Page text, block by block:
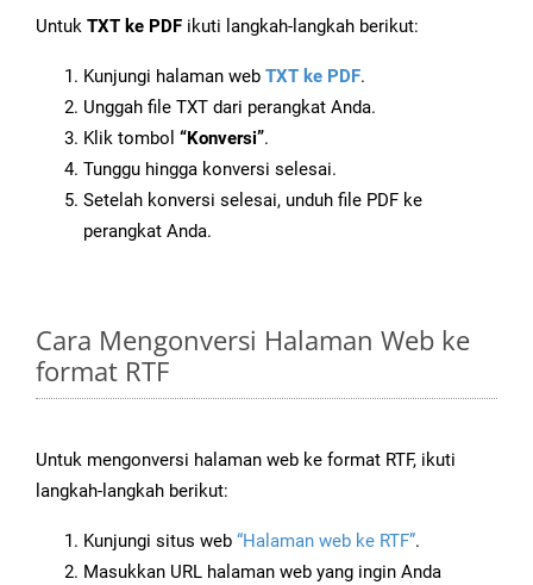
Untuk TXT ke PDF ikuti langkah-langkah berikut:
Kunjungi halaman web TXT ke PDF.
Unggah file TXT dari perangkat Anda.
Klik tombol “Konversi”.
Tunggu hingga konversi selesai.
Setelah konversi selesai, unduh file PDF ke
perangkat Anda.
Cara Mengonversi Halaman Web ke
format RTF
Untuk mengonversi halaman web ke format RTF, ikuti
langkah-langkah berikut:
Kunjungi situs web “Halaman web ke RTF”.
Masukkan URL halaman web yang ingin Anda